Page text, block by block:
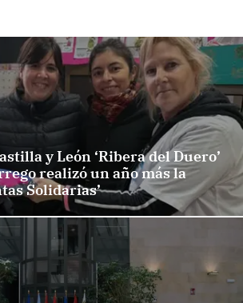
y León ‘Ribera del Duero’
realizó un año más la
Solidarias’